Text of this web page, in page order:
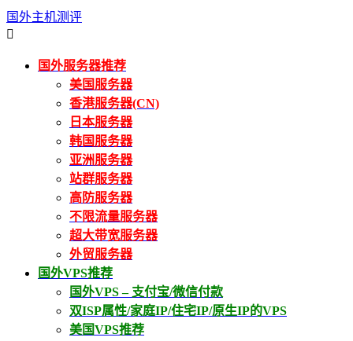
国外主机测评

国外服务器推荐
美国服务器
香港服务器(CN)
日本服务器
韩国服务器
亚洲服务器
站群服务器
高防服务器
不限流量服务器
超大带宽服务器
外贸服务器
国外VPS推荐
国外VPS – 支付宝/微信付款
双ISP属性/家庭IP/住宅IP/原生IP的VPS
美国VPS推荐